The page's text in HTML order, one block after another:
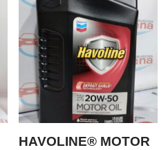
HAVOLINE® MOTOR